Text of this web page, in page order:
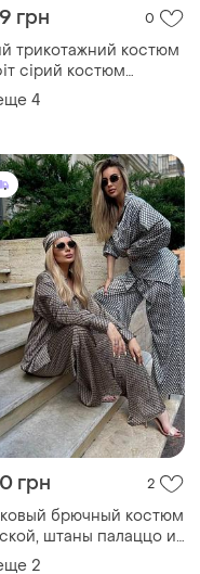
грн 0
трикотажний костюм
сірий костюм
сірий
костюм
трикотажний костюм
4
грн 2
брючный костюм
штаны палаццо и
2